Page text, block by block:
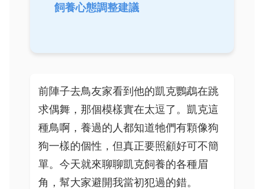
飼養心態調整建議
前陣子去鳥友家看到他的凱克鸚鵡在跳
求偶舞，那個模樣實在太逗了。凱克這
種鳥啊，養過的人都知道牠們有顆像狗
狗一樣的個性，但真正要照顧好可不簡
單。今天就來聊聊凱克飼養的各種眉
角，幫大家避開我當初犯過的錯。